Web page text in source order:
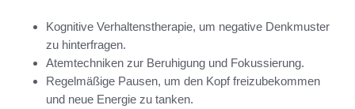
Kognitive Verhaltenstherapie, um negative Denkmuster
zu hinterfragen.
Atemtechniken zur Beruhigung und Fokussierung.
Regelmäßige Pausen, um den Kopf freizubekommen
und neue Energie zu tanken.